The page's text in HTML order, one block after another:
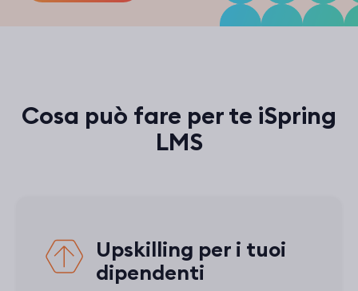
Cosa può fare per te iSpring
LMS
Upskilling per i tuoi
dipendenti